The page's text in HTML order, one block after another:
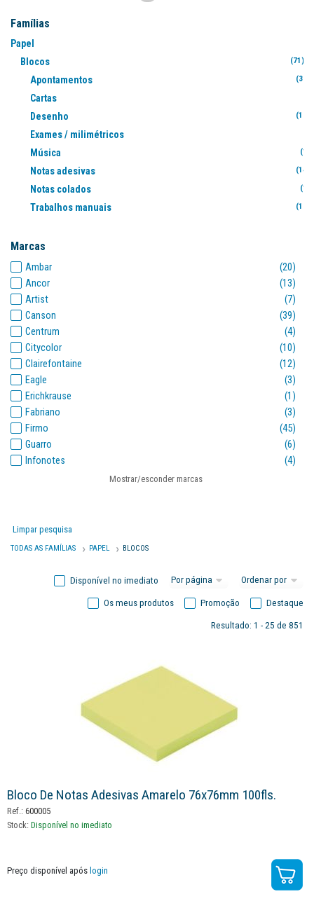
Famílias
Papel
Blocos
(71)
Apontamentos (330)
Cartas
Desenho (103)
Exames / milimétricos
Música (13)
Notas adesivas (146)
Notas colados (11)
Trabalhos manuais (168)
Marcas
Ambar
(20)
Ancor
(13)
Artist
(7)
Canson
(39)
Centrum
(4)
Citycolor
(10)
Clairefontaine
(12)
Eagle
(3)
Erichkrause
(1)
Fabriano
(3)
Firmo
(45)
Guarro
(6)
Infonotes
(4)
Michel
Papelarte
(7)
(1)
Mostrar/esconder marcas
Limpar pesquisa
TODAS AS FAMÍLIAS PAPEL BLOCOS
Disponível no imediato
Destaque
Promoção
Os meus produtos
Resultado: 1 - 25 de 851
Bloco De Notas Adesivas Amarelo 76x76mm 100fls.
Ref.: 600005
Stock: Disponível no imediato
Preço disponível após login